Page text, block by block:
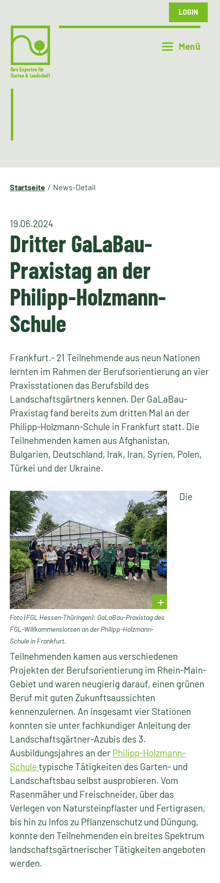
LOGIN
Startseite News-Detail
19.06.2024
Dritter GaLaBau-
Praxistag an der
Philipp-Holzmann-
Schule
Frankfurt.- 21 Teilnehmende aus neun Nationen
lernten im Rahmen der Berufsorientierung an vier
Praxisstationen das Berufsbild des
Landschaftsgärtners kennen. Der GaLaBau-
Praxistag fand bereits zum dritten Mal an der
Philipp-Holzmann-Schule in Frankfurt statt. Die
Teilnehmenden kamen aus Afghanistan,
Bulgarien, Deutschland, Irak, Iran, Syrien, Polen,
Türkei und der Ukraine.
Foto (FGL Hessen-Thüringen): GaLaBau-Praxistag des
FGL-Willkommenslotsen an der Philipp-Holzmann-
Schule in Frankfurt.
Die
Teilnehmenden kamen aus verschiedenen
Projekten der Berufsorientierung im Rhein-Main-
Gebiet und waren neugierig darauf, einen grünen
Beruf mit guten Zukunftsaussichten
kennenzulernen. An insgesamt vier Stationen
konnten sie unter fachkundiger Anleitung der
Landschaftsgärtner-Azubis des 3.
Ausbildungsjahres an der Philipp-Holzmann-
Schule typische Tätigkeiten des Garten- und
Landschaftsbau selbst ausprobieren. Vom
Rasenmäher und Freischneider, über das
Verlegen von Natursteinpflaster und Fertigrasen,
bis hin zu Infos zu Pflanzenschutz und Düngung,
konnte den Teilnehmenden ein breites Spektrum
landschaftsgärtnerischer Tätigkeiten angeboten
werden.